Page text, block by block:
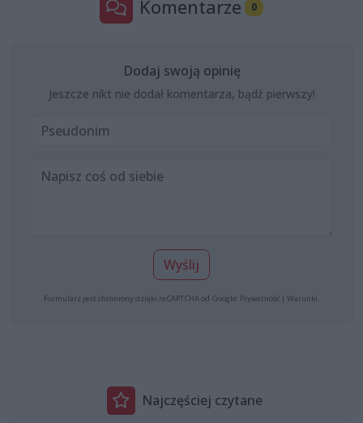
Komentarze 0
Dodaj swoją opinię
Jeszcze nikt nie dodał komentarza, bądź pierwszy!
Wyślij
Formularz jest chroniony dzięki reCAPTCHA od Google: Prywatność | Warunki
Najczęściej czytane